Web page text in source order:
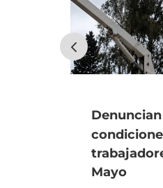
Mayo